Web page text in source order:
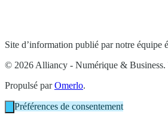
Site d’information publié par notre équipe
© 2026 Alliancy - Numérique & Business.
Propulsé parOmerlo.
Préférences de consentement